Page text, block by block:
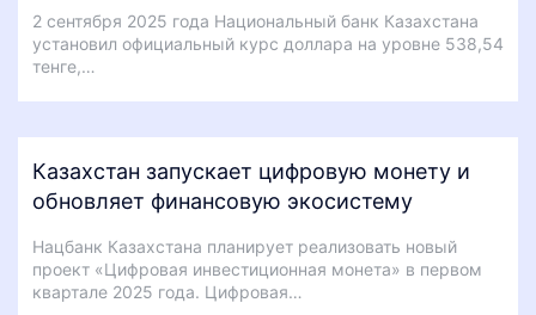
2 сентября 2025 года Национальный банк Казахстана
установил официальный курс доллара на уровне 538,54
тенге,…
Казахстан запускает цифровую монету и
обновляет финансовую экосистему
Нацбанк Казахстана планирует реализовать новый
проект «Цифровая инвестиционная монета» в первом
квартале 2025 года. Цифровая…